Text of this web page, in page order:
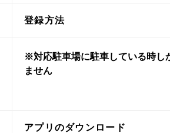
登録方法
※対応駐車場に駐車している時し
ません
アプリのダウンロード